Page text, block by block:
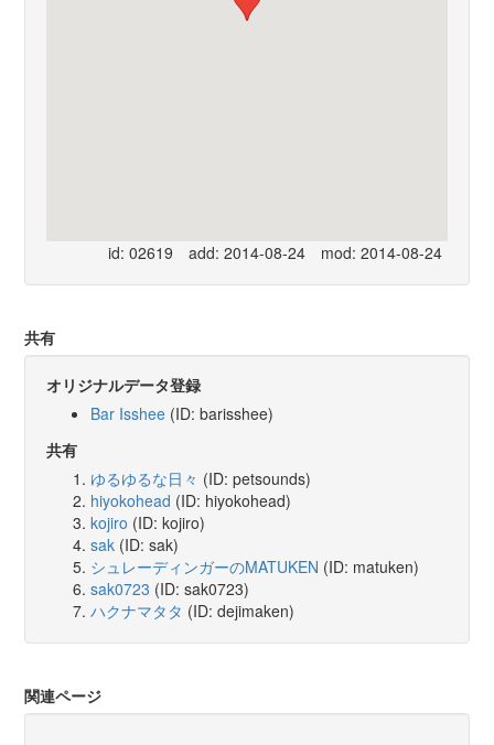
id: 02619 add: 2014-08-24 mod: 2014-08-24
共有
オリジナルデータ登録
Bar Isshee (ID: barisshee)
共有
ゆるゆるな日々 (ID: petsounds)
hiyokohead (ID: hiyokohead)
kojiro (ID: kojiro)
sak (ID: sak)
シュレーディンガーのMATUKEN (ID: matuken)
sak0723 (ID: sak0723)
ハクナマタタ (ID: dejimaken)
関連ページ